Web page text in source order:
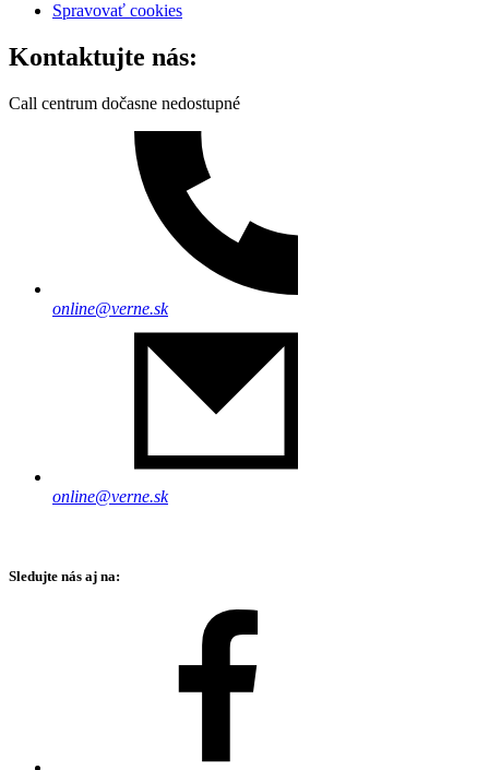
Spravovať cookies
Kontaktujte nás:
Call centrum dočasne nedostupné
online@verne.sk
online@verne.sk
Sledujte nás aj na: